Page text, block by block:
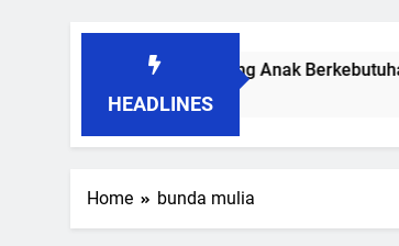
HEADLINES
Seberapa Penting Anak Berkebutuhan
1 Month Ago
Home bunda mulia
BIAYA TES IQ
HIPNOTERAPI
PSIKOLOG ANAK JAKARTA